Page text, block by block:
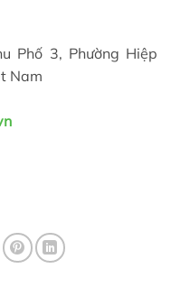
Phố 3, Phường Hiệp
Nam